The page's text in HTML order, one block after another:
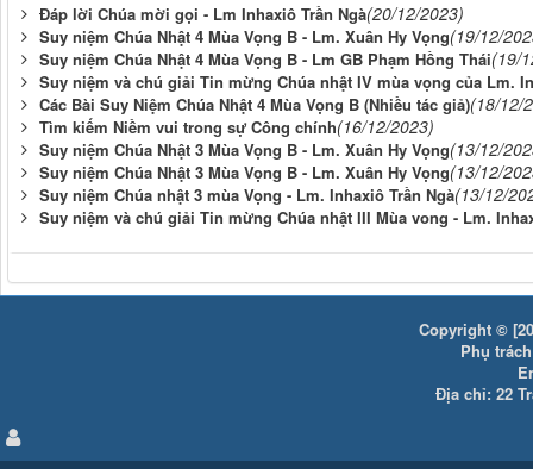
Đáp lời Chúa mời gọi - Lm Inhaxiô Trần Ngà(20/12/2023)
Suy niệm Chúa Nhật 4 Mùa Vọng B - Lm. Xuân Hy Vọng(19/12/
Suy niệm Chúa Nhật 4 Mùa Vọng B - Lm GB Phạm Hồng Thái(19/
Suy niệm và chú giải Tin mừng Chúa nhật IV mùa vọng của Lm.
Các Bài Suy Niệm Chúa Nhật 4 Mùa Vọng B (Nhiều tác giả)(18/12/
Tìm kiếm Niềm vui trong sự Công chính(16/12/2023)
Suy niệm Chúa Nhật 3 Mùa Vọng B - Lm. Xuân Hy Vọng(13/12/
Suy niệm Chúa Nhật 3 Mùa Vọng B - Lm. Xuân Hy Vọng(13/12/
Suy niệm Chúa nhật 3 mùa Vọng - Lm. Inhaxiô Trần Ngà(13/12/
Suy niệm và chú giải Tin mừng Chúa nhật III Mùa vong - Lm.
Copyright ©
Phụ
Địa chỉ: 22